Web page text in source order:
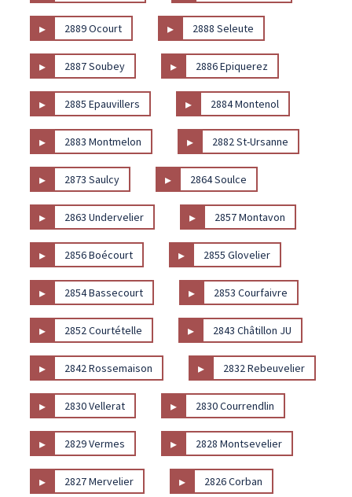
▸ 2889 Ocourt ▸ 2888 Seleute
▸ 2887 Soubey ▸ 2886 Epiquerez
▸ 2885 Epauvillers ▸ 2884 Montenol
▸ 2883 Montmelon ▸ 2882 St-Ursanne
▸ 2873 Saulcy ▸ 2864 Soulce
▸ 2863 Undervelier ▸ 2857 Montavon
▸ 2856 Boécourt ▸ 2855 Glovelier
▸ 2854 Bassecourt ▸ 2853 Courfaivre
▸ 2852 Courtételle ▸ 2843 Châtillon JU
▸ 2842 Rossemaison ▸ 2832 Rebeuvelier
▸ 2830 Vellerat ▸ 2830 Courrendlin
▸ 2829 Vermes ▸ 2828 Montsevelier
▸ 2827 Mervelier ▸ 2826 Corban